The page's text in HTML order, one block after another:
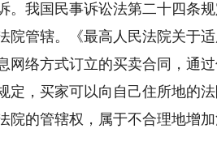
我国民事诉讼法第二十四条规
院管辖。《最高人民法院关于
网络方式订立的买卖合同，通
，买家可以向自己住所地的法
院的管辖权，属于不合理地增